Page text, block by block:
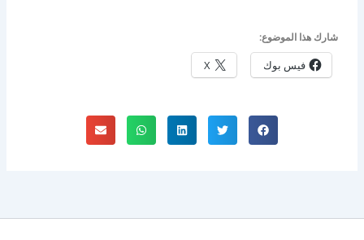
شارك هذا الموضوع:
فيس بوك X